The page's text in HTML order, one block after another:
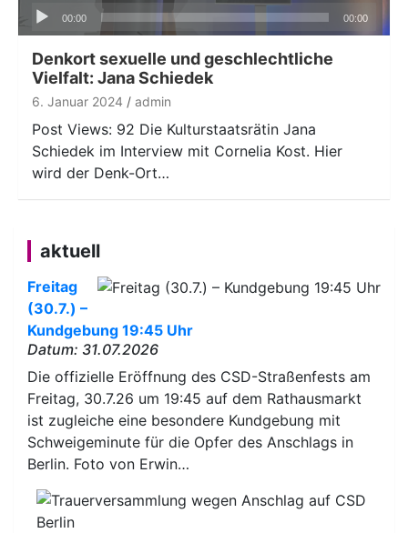
Audio-
00:00 00:00
Denkort sexuelle und geschlechtliche
Vielfalt: Jana Schiedek
6. Januar 2024 admin
Post Views: 92 Die Kulturstaatsrätin Jana
Schiedek im Interview mit Cornelia Kost. Hier
wird der Denk-Ort…
aktuell
Freitag
(30.7.) –
Kundgebung 19:45 Uhr
Datum: 31.07.2026
Die offizielle Eröffnung des CSD-Straßenfests am
Freitag, 30.7.26 um 19:45 auf dem Rathausmarkt
ist zugleiche eine besondere Kundgebung mit
Schweigeminute für die Opfer des Anschlags in
Berlin. Foto von Erwin…